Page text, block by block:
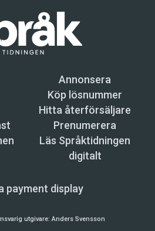
Annonsera
Köp lösnummer
Hitta återförsäljare
Prenumerera
Läs Språktidningen
digitalt
utgivare:Anders Svensson